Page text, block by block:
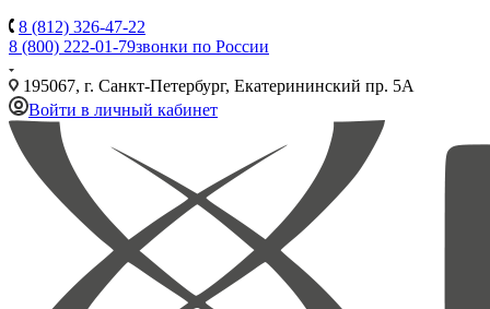
8 (812) 326-47-22
8 (800) 222-01-79звонки по России
195067, г. Санкт-Петербург, Екатерининский пр. 5А
Войти в личный кабинет